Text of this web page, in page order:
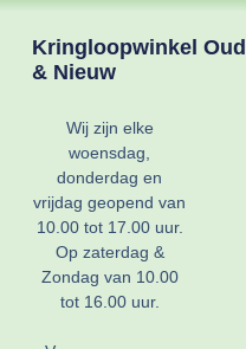
Kringloopwinkel Oud
& Nieuw
Wij zijn elke
woensdag,
donderdag en
vrijdag geopend van
10.00 tot 17.00 uur.
Op zaterdag &
Zondag van 10.00
tot 16.00 uur.